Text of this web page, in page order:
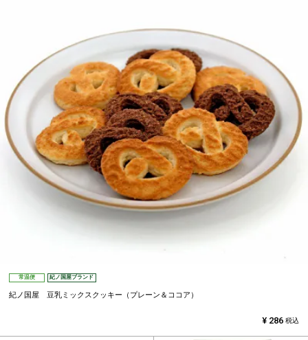
常温便 紀ノ国屋ブランド
紀ノ国屋 豆乳ミックスクッキー（プレーン＆ココア）
¥ 286 税込